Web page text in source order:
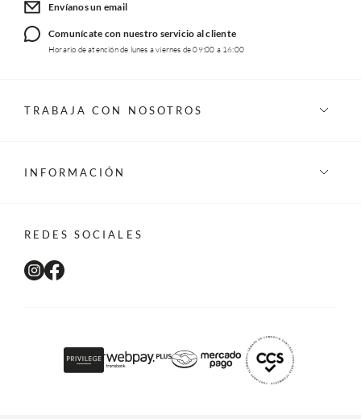
Envíanos un email
Comunícate con nuestro servicio al cliente
Horario de atención de lunes a viernes de 09:00 a 16:00
TRABAJA CON NOSOTROS
INFORMACIÓN
REDES SOCIALES